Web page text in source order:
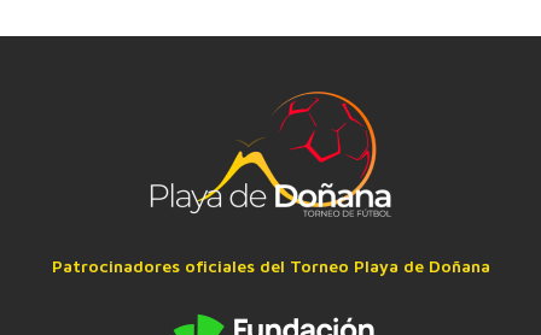
Patrocinadores oficiales del Torneo Playa de Doñana